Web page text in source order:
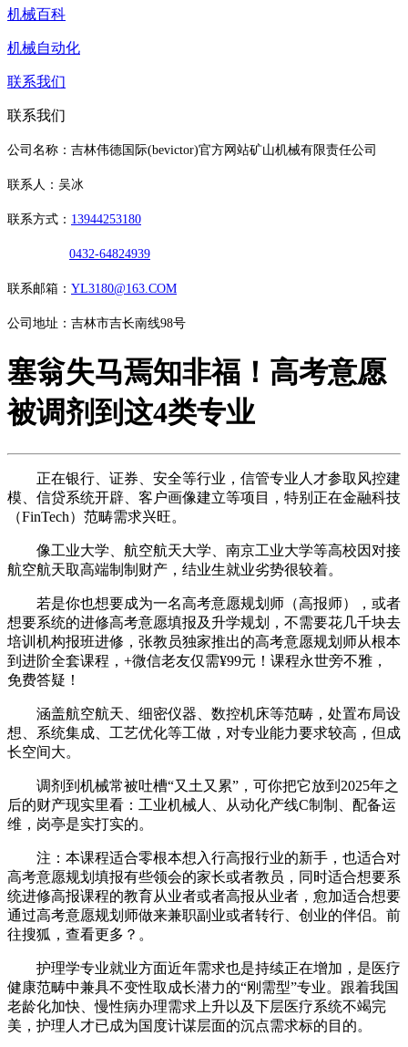
机械百科
机械自动化
联系我们
联系我们
公司名称：吉林伟德国际(bevictor)官方网站矿山机械有限责任公司
联系人：吴冰
联系方式： 13944253180
0432-64824939
联系邮箱： YL3180@163.COM
公司地址：吉林市吉长南线98号
塞翁失马焉知非福！高考意愿
被调剂到这4类专业
正在银行、证券、安全等行业，信管专业人才参取风控建
模、信贷系统开辟、客户画像建立等项目，特别正在金融科技
（FinTech）范畴需求兴旺。
像工业大学、航空航天大学、南京工业大学等高校因对接
航空航天取高端制制财产，结业生就业劣势很较着。
若是你也想要成为一名高考意愿规划师（高报师），或者
想要系统的进修高考意愿填报及升学规划，不需要花几千块去
培训机构报班进修，张教员独家推出的高考意愿规划师从根本
到进阶全套课程，+微信老友仅需¥99元！课程永世旁不雅，
免费答疑！
涵盖航空航天、细密仪器、数控机床等范畴，处置布局设
想、系统集成、工艺优化等工做，对专业能力要求较高，但成
长空间大。
调剂到机械常被吐槽“又土又累”，可你把它放到2025年之
后的财产现实里看：工业机械人、从动化产线C制制、配备运
维，岗亭是实打实的。
注：本课程适合零根本想入行高报行业的新手，也适合对
高考意愿规划填报有些领会的家长或者教员，同时适合想要系
统进修高报课程的教育从业者或者高报从业者，愈加适合想要
通过高考意愿规划师做来兼职副业或者转行、创业的伴侣。前
往搜狐，查看更多？。
护理学专业就业方面近年需求也是持续正在增加，是医疗
健康范畴中兼具不变性取成长潜力的“刚需型”专业。跟着我国
老龄化加快、慢性病办理需求上升以及下层医疗系统不竭完
美，护理人才已成为国度计谋层面的沉点需求标的目的。